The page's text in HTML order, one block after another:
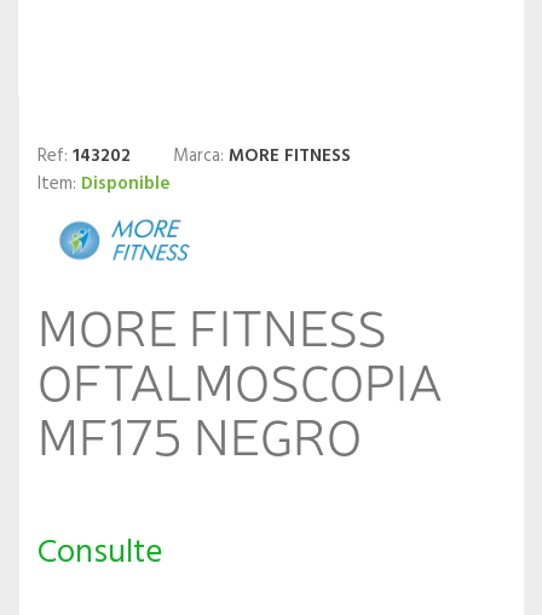
Ref: 143202 Marca: MORE FITNESS
Item: Disponible
MORE FITNESS
OFTALMOSCOPIA
MF175 NEGRO
Consulte